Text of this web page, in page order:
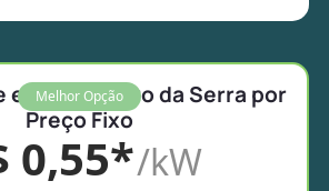
Melhor Opção
em São Pedro da Serra por
Preço Fixo
0,55*/kW